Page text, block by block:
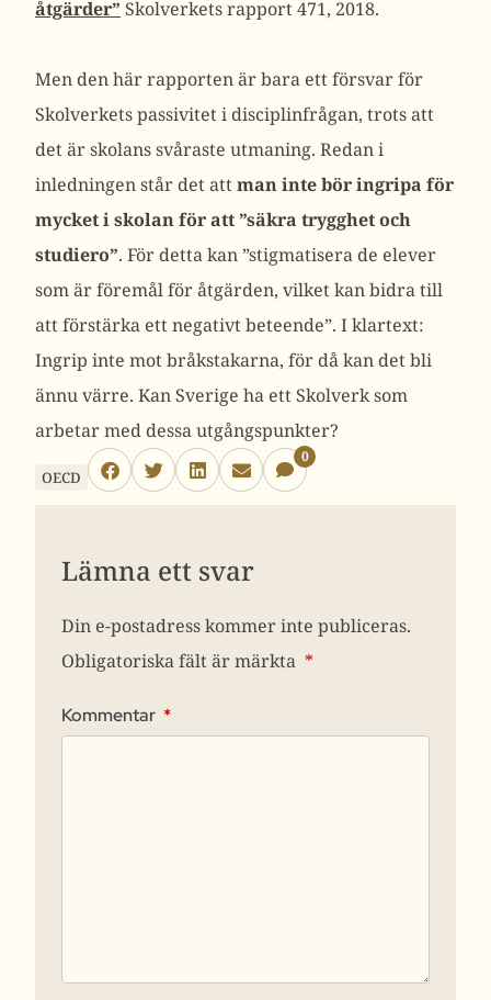
åtgärder” Skolverkets rapport 471, 2018.
Men den här rapporten är bara ett försvar för
Skolverkets passivitet i disciplinfrågan, trots att
det är skolans svåraste utmaning. Redan i
inledningen står det attman inte bör ingripa för
mycket i skolan för att ”säkra trygghet och
studiero”. För detta kan ”stigmatisera de elever
som är föremål för åtgärden, vilket kan bidra till
att förstärka ett negativt beteende”. I klartext:
Ingrip inte mot bråkstakarna, för då kan det bli
ännu värre. Kan Sverige ha ett Skolverk som
arbetar med dessa utgångspunkter?
OECD
0
Lämna ett svar
Din e-postadress kommer inte publiceras.
Obligatoriska fält är märkta *
Kommentar *